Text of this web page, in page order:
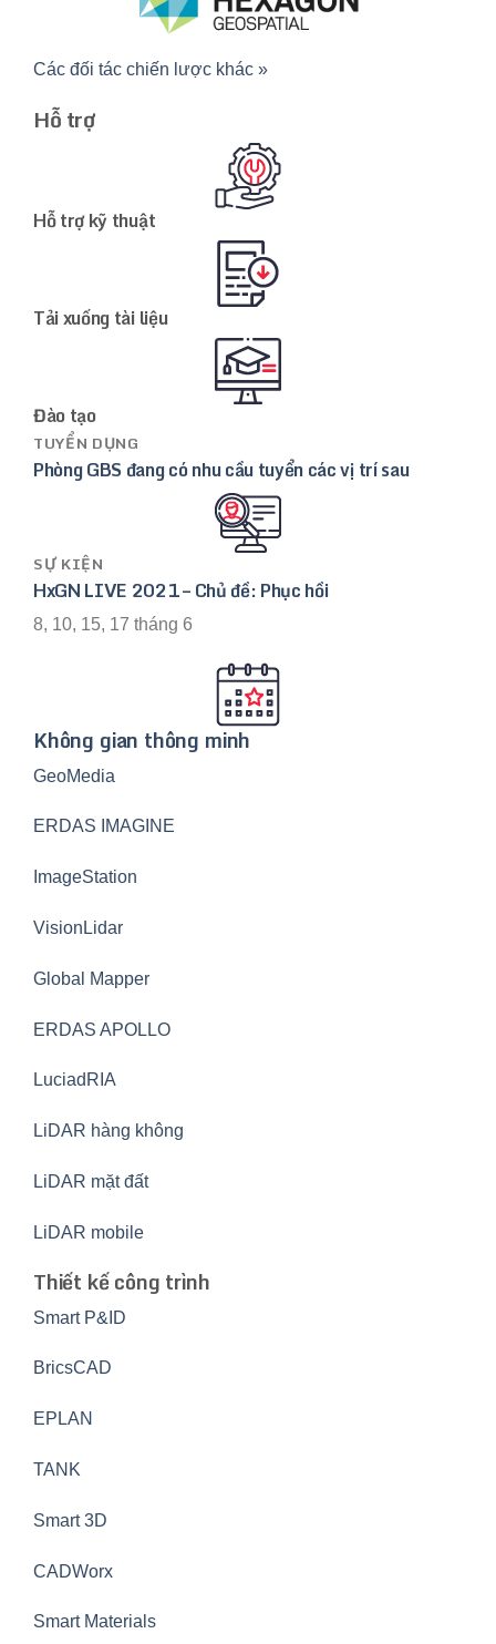
Các đối tác chiến lược khác »
Hỗ trợ
Hỗ trợ kỹ thuật
Tải xuống tài liệu
Đào tạo
TUYỂN DỤNG
Phòng GBS đang có nhu cầu tuyển các vị trí sau
SỰ KIỆN
HxGN LIVE 2021 – Chủ đề: Phục hồi
8, 10, 15, 17 tháng 6
Không gian thông minh
GeoMedia
ERDAS IMAGINE
ImageStation
VisionLidar
Global Mapper
ERDAS APOLLO
LuciadRIA
LiDAR hàng không
LiDAR mặt đất
LiDAR mobile
Thiết kế công trình
Smart P&ID
BricsCAD
EPLAN
TANK
Smart 3D
CADWorx
Smart Materials